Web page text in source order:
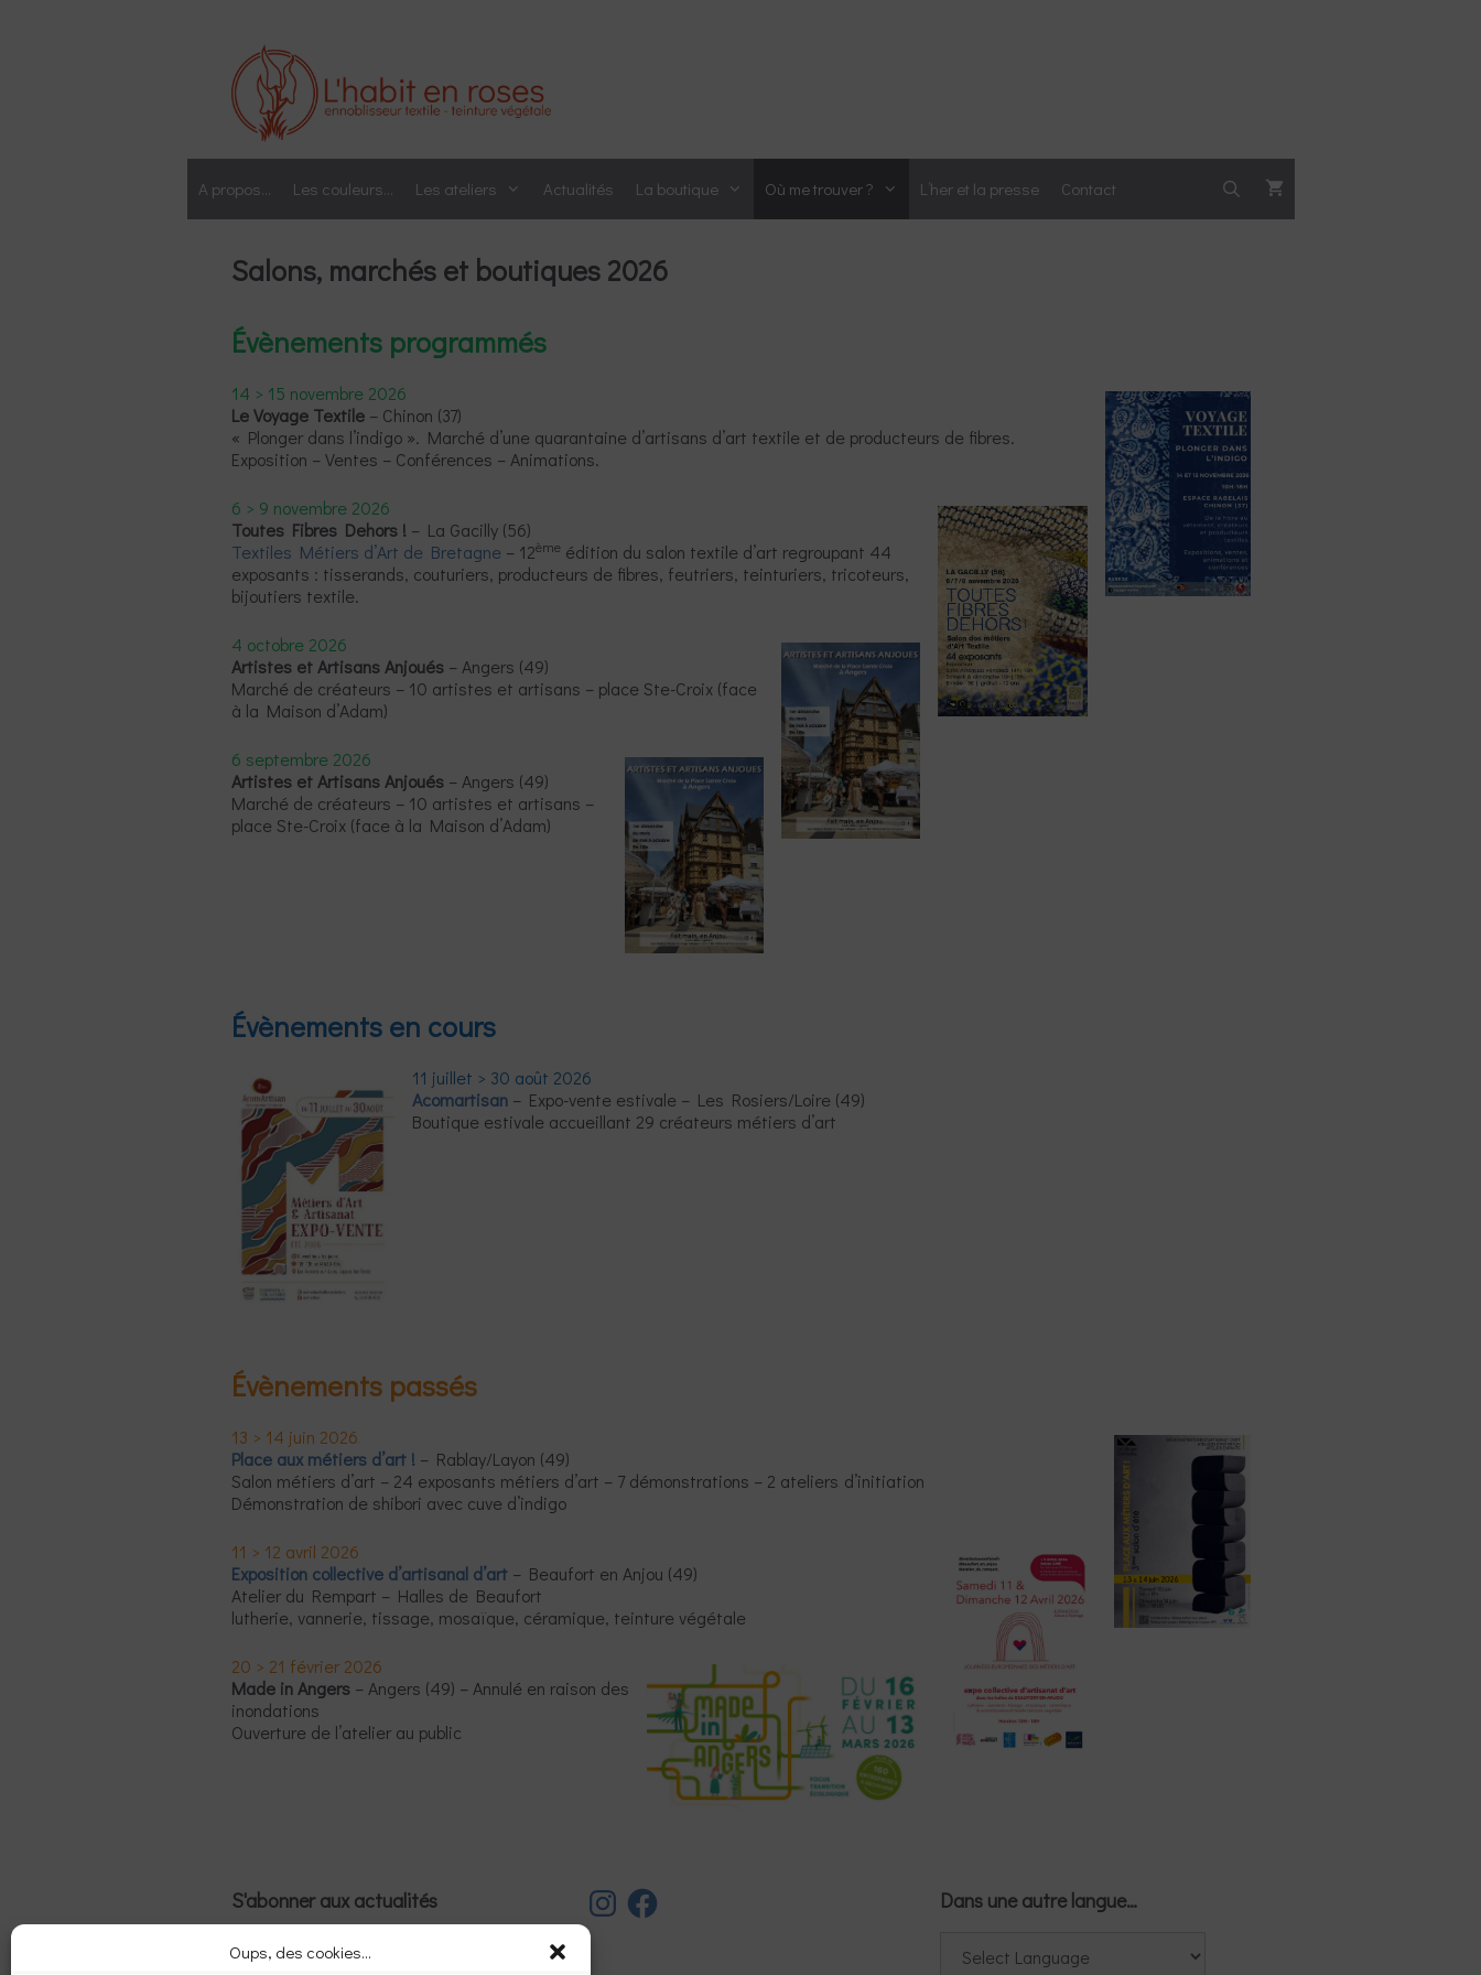
Oups, des cookies...
A propos… Les couleurs… Les ateliers Actualités La boutique Où me trouver ? L’her et la presse Contact
Salons, marchés et boutiques 2026
Évènements programmés
14 > 15 novembre 2026
Le Voyage Textile – Chinon (37)
« Plonger dans l’indigo ». Marché d’une quarantaine d’artisans d’art textile et de producteurs de fibres.
Exposition – Ventes – Conférences – Animations.
6 > 9 novembre 2026
Toutes Fibres Dehors ! – La Gacilly (56)
Textiles Métiers d’Art de Bretagne – 12èmeédition du salon textile d’art regroupant 44
exposants : tisserands, couturiers, producteurs de fibres, feutriers, teinturiers, tricoteurs,
bijoutiers textile.
4 octobre 2026
Artistes et Artisans Anjoués– Angers (49)
Marché de créateurs – 10 artistes et artisans – place Ste-Croix (face
à la Maison d’Adam)
6 septembre 2026
Artistes et Artisans Anjoués– Angers (49)
Marché de créateurs – 10 artistes et artisans –
place Ste-Croix (face à la Maison d’Adam)
Évènements en cours
11 juillet > 30 août 2026
Acomartisan– Expo-vente estivale – Les Rosiers/Loire (49)
Boutique estivale accueillant 29 créateurs métiers d’art
Évènements passés
13 > 14 juin 2026
Place aux métiers d’art ! – Rablay/Layon (49)
Salon métiers d’art – 24 exposants métiers d’art – 7 démonstrations – 2 ateliers d’initiation
Démonstration de shibori avec cuve d’indigo
11 > 12 avril 2026
Exposition collective d’artisanal d’art– Beaufort en Anjou (49)
Atelier du Rempart – Halles de Beaufort
lutherie, vannerie, tissage, mosaïque, céramique, teinture végétale
20 > 21 février 2026
Made in Angers – Angers (49) – Annulé en raison des
inondations
Ouverture de l’atelier au public
S'abonner aux actualités
E-
mail
InstagramFacebook Dans une autre langue…